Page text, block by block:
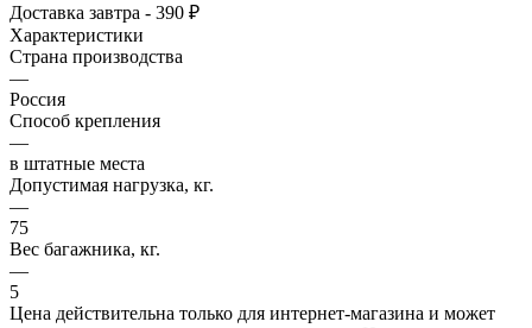
Доставка завтра - 390 ₽
Характеристики
Страна производства
—
Россия
Способ крепления
—
в штатные места
Допустимая нагрузка, кг.
—
75
Вес багажника, кг.
—
5
Цена действительна только для интернет-магазина и может